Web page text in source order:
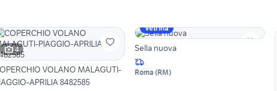
4
VOLANO MALAGUTI-
APRILIA 8482585
Vetrina
Sella nuova
Roma (RM)